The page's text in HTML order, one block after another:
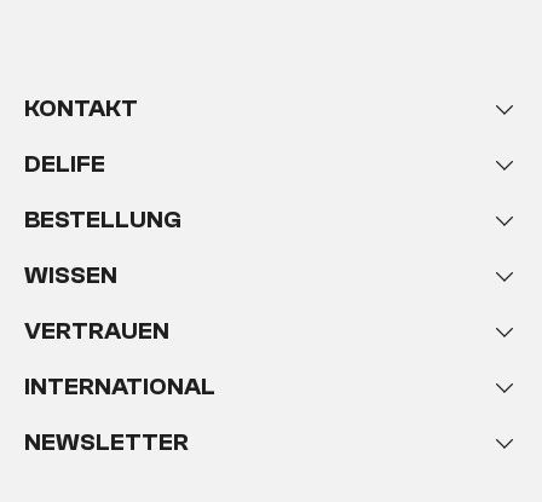
KONTAKT
DELIFE
BESTELLUNG
WISSEN
VERTRAUEN
INTERNATIONAL
NEWSLETTER